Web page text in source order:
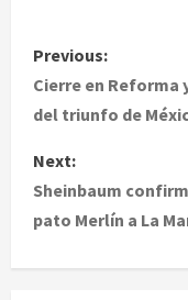
P
o
t
n
a
Previous:
Cierre en
del triunfo de
Next:
Sheinbaum
pato Merlín a La